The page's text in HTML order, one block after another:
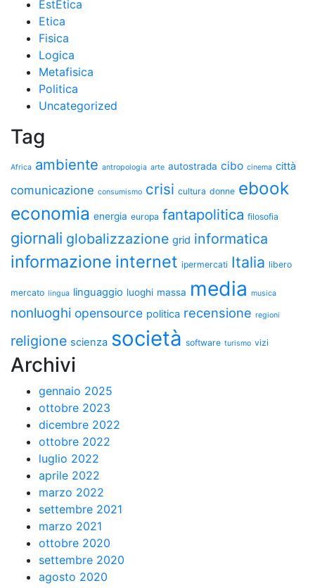
EstEtica
Etica
Fisica
Logica
Metafisica
Politica
Uncategorized
Tag
Africa ambiente antropologia arte autostrada cibo cinema città
comunicazione consumismo crisi cultura donne ebook
economia energia europa fantapolitica filosofia
giornali globalizzazione grid informatica
informazione internet ipermercati Italia libero
mercato lingua linguaggio luoghi massa media musica
nonluoghi opensource politica recensione regioni
religione scienza società software turismo vizi
Archivi
gennaio 2025
ottobre 2023
dicembre 2022
ottobre 2022
luglio 2022
aprile 2022
marzo 2022
settembre 2021
marzo 2021
ottobre 2020
settembre 2020
agosto 2020